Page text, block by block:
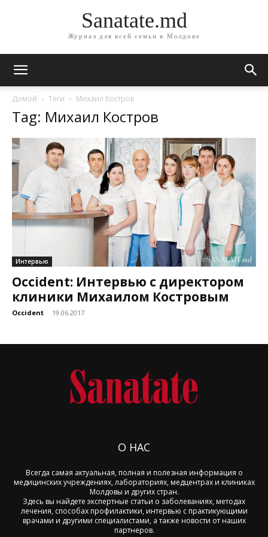
Sanatate.md
Журнал для всей семьи в Молдове
Домой Теги Михаил Костров
Tag: Михаил Костров
Интервью
Occident: Интервью с директором
клиники Михаилом Костровым
Occident - 19.06.2017
О НАС
Всегда самая актуальная, полная и полезная информация о
медицинских учреждениях, лабораториях, медцентрах и клиниках
Молдовы и других стран.
Здесь вы найдете экспертные статьи о заболеваниях, методах
лечения, способах профилактики, интервью с практикующими
врачами и другими специалистами, а также новости от наших
партнеров.